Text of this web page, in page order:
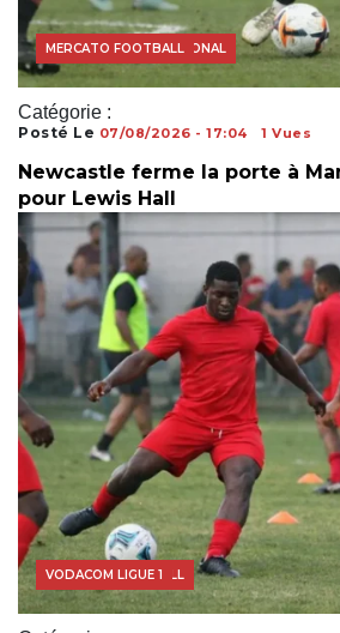
Catégorie :
COUPE DU MONDE
FOOTBALL INTERNATIONAL
MERCATO FOOTBALL
Posté Le 07/08/2026 - 17:04 1 Vues
Newcastle ferme la porte à
pour Lewis Hall
MERCATO FOOTBALL
VODACOM LIGUE 1